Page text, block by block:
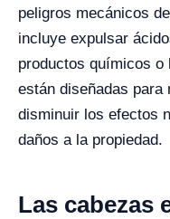
peligros mecánicos
incluye expulsar
productos químicos o
están diseñadas para
disminuir los efectos
daños a la propiedad.
Las cabezas